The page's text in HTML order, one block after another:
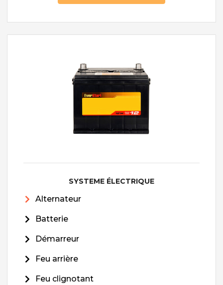
SYSTEME ÉLECTRIQUE
Alternateur
Batterie
Démarreur
Feu arrière
Feu clignotant